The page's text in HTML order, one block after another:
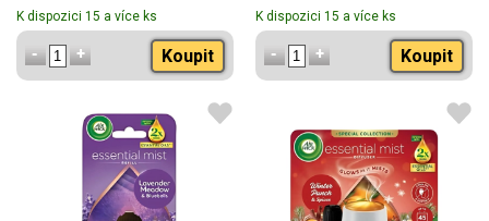
K dispozici 15 a více ks
Koupit
K dispozici 15 a více ks
Koupit